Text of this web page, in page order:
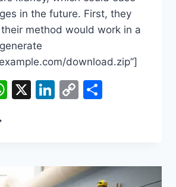
in the future. First, they
method would work in a
download.zip”]
WhatsApp
X LinkedIn
Copy